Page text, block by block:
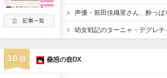
10 蠱惑の壺DX